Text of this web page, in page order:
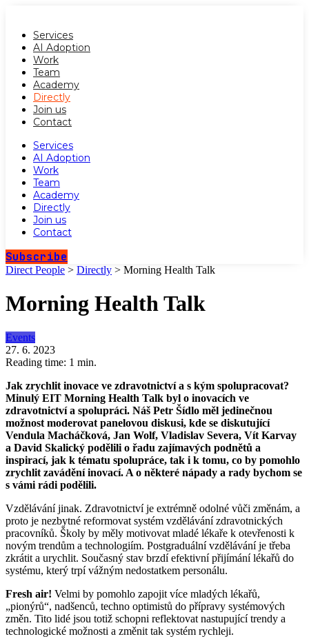
Services
AI Adoption
Work
Team
Academy
Directly
Join us
Contact
Services
AI Adoption
Work
Team
Academy
Directly
Join us
Contact
Subscribe
Direct People > Directly > Morning Health Talk
Morning Health Talk
Events
27. 6. 2023
Reading time: 1 min.
Jak zrychlit inovace ve zdravotnictví a s kým spolupracovat?
Minulý EIT Morning Health Talk byl o inovacích ve
zdravotnictví a spolupráci. Náš Petr Šídlo měl jedinečnou
možnost moderovat panelovou diskusi, kde se diskutující
Vendula Macháčková, Jan Wolf, Vladislav Severa, Vít Karvay
a David Skalický podělili o řadu zajímavých podnětů a
inspirací, jak k tématu spolupráce, tak i k tomu, co by pomohlo
zrychlit zavádění inovací. A o některé nápady a rady bychom se
s vámi rádi podělili.
Vzdělávání jinak. Zdravotnictví je extrémně odolné vůči změnám, a
proto je nezbytné reformovat systém vzdělávání zdravotnických
pracovníků. Školy by měly motivovat mladé lékaře k otevřenosti k
novým trendům a technologiím. Postgraduální vzdělávání je třeba
zkrátit a urychlit. Současný stav brzdí efektivní přijímání lékařů do
systému, který trpí vážným nedostatkem personálu.
Fresh air! Velmi by pomohlo zapojit více mladých lékařů,
„pionýrů“, nadšenců, techno optimistů do přípravy systémových
změn. Tito lidé jsou totiž schopni reflektovat nastupující trendy a
technologické možnosti a změnit tak systém rychleji.